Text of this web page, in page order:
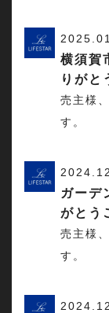
横須賀
りがと
売主様
す。
ガーデ
がとう
売主様
す。